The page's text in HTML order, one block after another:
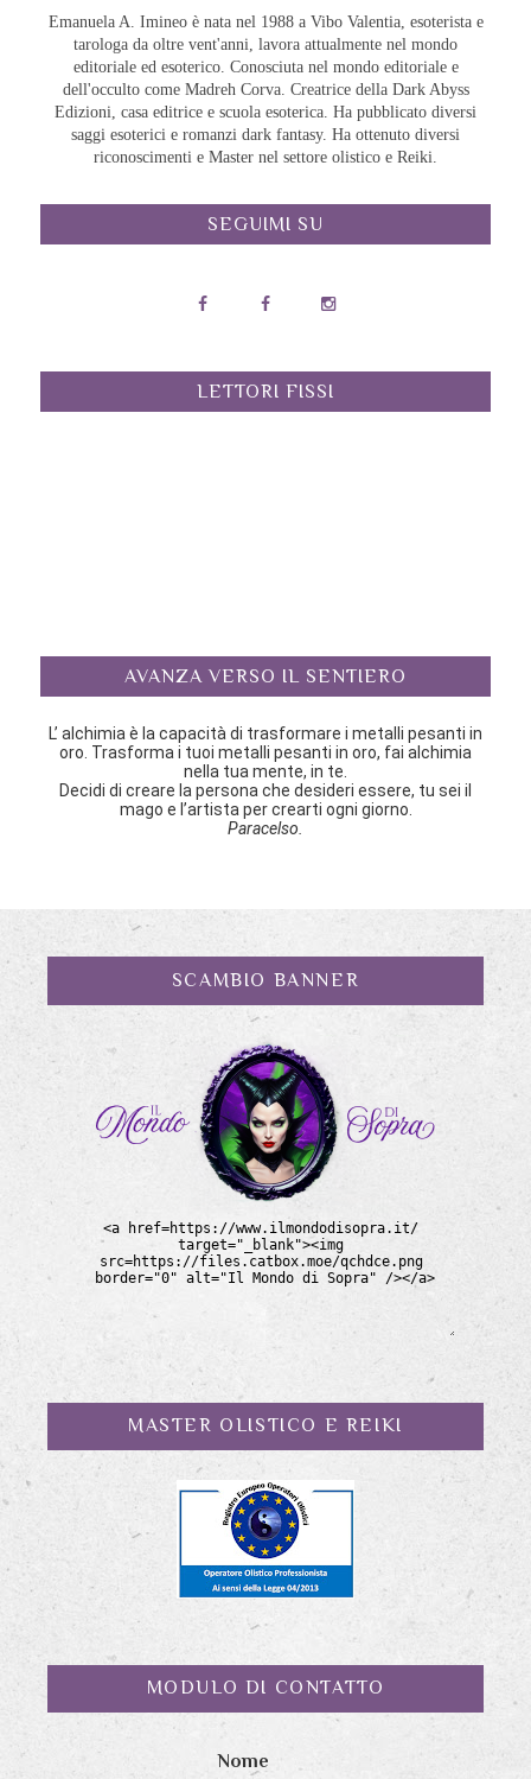
Emanuela A. Imineo è nata nel 1988 a Vibo Valentia, esoterista e
tarologa da oltre vent'anni, lavora attualmente nel mondo
editoriale ed esoterico. Conosciuta nel mondo editoriale e
dell'occulto come Madreh Corva. Creatrice della Dark Abyss
Edizioni, casa editrice e scuola esoterica. Ha pubblicato diversi
saggi esoterici e romanzi dark fantasy. Ha ottenuto diversi
riconoscimenti e Master nel settore olistico e Reiki.
SEGUIMI SU
LETTORI FISSI
AVANZA VERSO IL SENTIERO
L’ alchimia è la capacità di trasformare i metalli pesanti in
oro. Trasforma i tuoi metalli pesanti in oro, fai alchimia
nella tua mente, in te.
Decidi di creare la persona che desideri essere, tu sei il
mago e l’artista per crearti ogni giorno.
Paracelso.
SCAMBIO BANNER
MASTER OLISTICO E REIKI
MODULO DI CONTATTO
Nome